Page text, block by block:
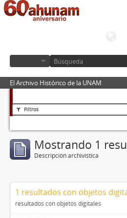
El Archivo Histórico de la UNAM
Filtros
Mostrando 1
Descripción archivística
1 resultados con objetos
resultados con objetos digitales